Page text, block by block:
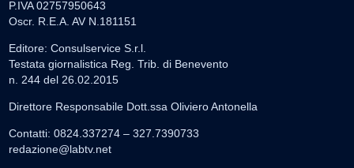
P.IVA 02757950643
Oscr. R.E.A. AV N.181151
Editore: Consulservice S.r.l.
Testata giornalistica Reg. Trib. di Benevento
n. 244 del 26.02.2015
Direttore Responsabile Dott.ssa Oliviero Antonella
Contatti: 0824.337274 – 327.7390733
redazione@labtv.net